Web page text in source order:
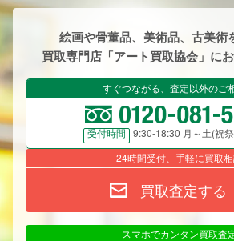
絵画や骨董品、美術品、古美術
買取専門店「アート買取協会」に
すぐつながる、査定以外のご
受付時間
9:30-18:30 月～土(祝
24時間受付、手軽に買取
買取査定する
スマホでカンタン買取査